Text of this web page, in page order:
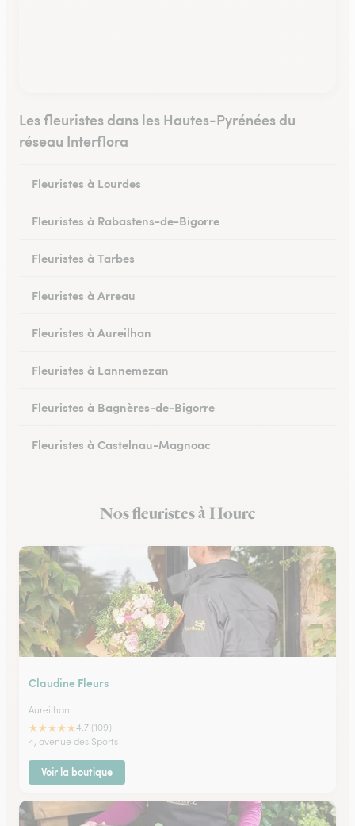
Les fleuristes dans les Hautes-Pyrénées du
réseau Interflora
Fleuristes à Lourdes
Fleuristes à Rabastens-de-Bigorre
Fleuristes à Tarbes
Fleuristes à Arreau
Fleuristes à Aureilhan
Fleuristes à Lannemezan
Fleuristes à Bagnères-de-Bigorre
Fleuristes à Castelnau-Magnoac
Nos fleuristes à Hourc
Claudine Fleurs
Aureilhan
★★★★★4.7 (109)
4, avenue des Sports
Voir la boutique